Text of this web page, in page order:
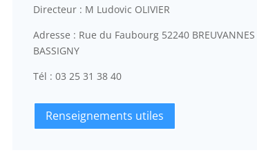
Directeur : M Ludovic OLIVIER
Adresse : Rue du Faubourg 52240 BREUVANNES
BASSIGNY
Tél : 03 25 31 38 40
Renseignements utiles